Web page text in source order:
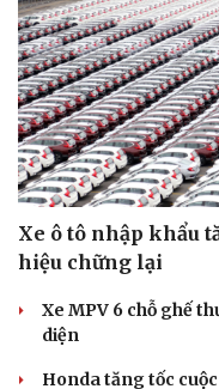
Du lịch
Tư vấn
Săn Tour
check-in
Xe ô tô nhập khẩu
hiệu chững lại
Xe MPV 6 chỗ ghế
diện
Honda tăng tốc